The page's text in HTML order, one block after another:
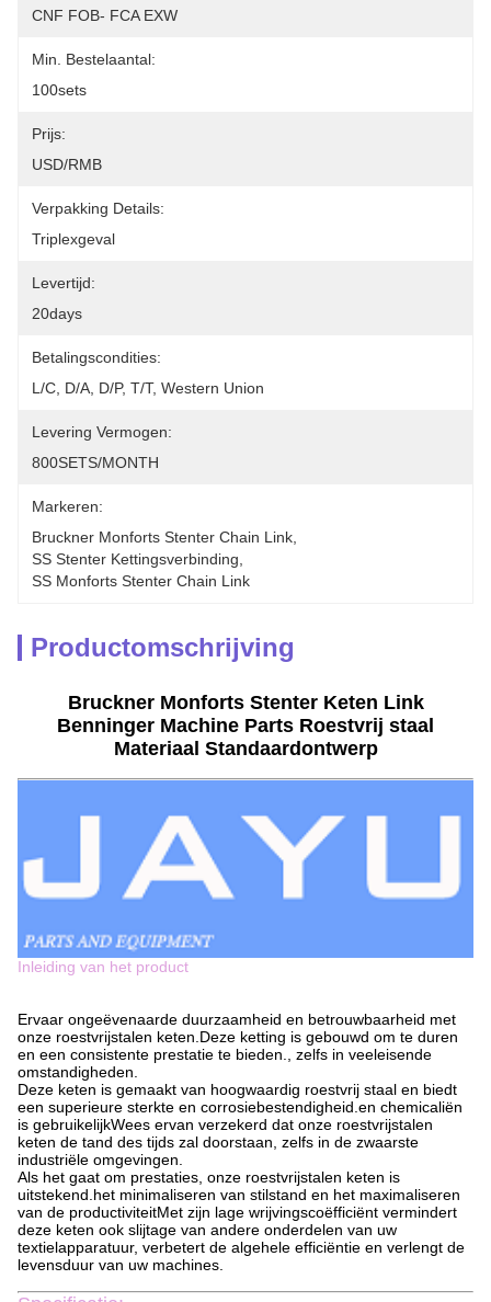
CNF FOB- FCA EXW
Min. Bestelaantal:
100sets
Prijs:
USD/RMB
Verpakking Details:
Triplexgeval
Levertijd:
20days
Betalingscondities:
L/C, D/A, D/P, T/T, Western Union
Levering Vermogen:
800SETS/MONTH
Markeren:
Bruckner Monforts Stenter Chain Link
SS Stenter Kettingsverbinding
SS Monforts Stenter Chain Link
Productomschrijving
Bruckner Monforts Stenter Keten Link
Benninger Machine Parts Roestvrij staal
Materiaal Standaardontwerp
Inleiding van het product
Ervaar ongeëvenaarde duurzaamheid en betrouwbaarheid met
onze roestvrijstalen keten.Deze ketting is gebouwd om te duren
en een consistente prestatie te bieden., zelfs in veeleisende
omstandigheden.
Deze keten is gemaakt van hoogwaardig roestvrij staal en biedt
een superieure sterkte en corrosiebestendigheid.en chemicaliën
is gebruikelijkWees ervan verzekerd dat onze roestvrijstalen
keten de tand des tijds zal doorstaan, zelfs in de zwaarste
industriële omgevingen.
Als het gaat om prestaties, onze roestvrijstalen keten is
uitstekend.het minimaliseren van stilstand en het maximaliseren
van de productiviteitMet zijn lage wrijvingscoëfficiënt vermindert
deze keten ook slijtage van andere onderdelen van uw
textielapparatuur, verbetert de algehele efficiëntie en verlengt de
levensduur van uw machines.